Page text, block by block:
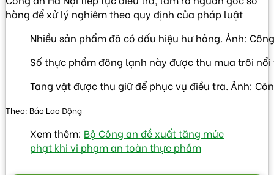
hàng để xử lý nghiêm theo quy định của pháp luật
Nhiều sản phẩm đã có dấu hiệu hư hỏng. Ảnh:
Số thực phẩm đông lạnh này được thu mua trôi
Tang vật được thu giữ để phục vụ điều tra. Ảnh:
Theo: Báo Lao Động
Xem thêm: Bộ Công an đề xuất tăng mức
phạt khi vi phạm an toàn thực phẩm